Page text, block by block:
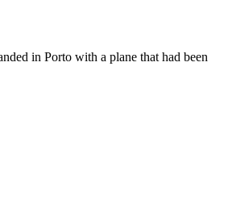
in Porto with a plane that had been